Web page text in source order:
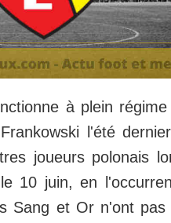
à plein
l'été
joueurs polonais
10 juin, en
Sang et Or n'ont